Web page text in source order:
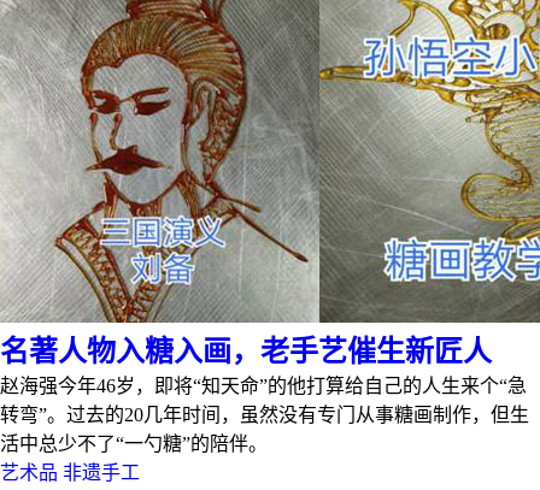
名著人物入糖入画，老手艺催生新匠人
赵海强今年46岁，即将“知天命”的他打算给自己的人生来个“急
转弯”。过去的20几年时间，虽然没有专门从事糖画制作，但生
活中总少不了“一勺糖”的陪伴。
艺术品 非遗手工